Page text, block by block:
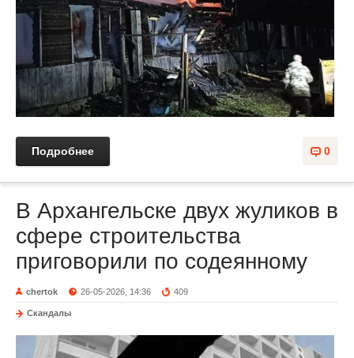
0
Подробнее
В Архангельске двух жуликов в
сфере строительства
приговорили по содеянному
chertok 26-05-2026, 14:36 409
Скандалы